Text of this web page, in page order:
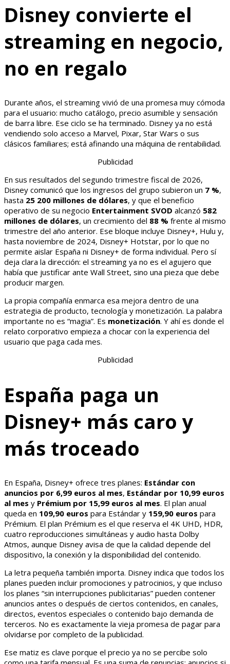
Disney convierte el
streaming en negocio,
no en regalo
Durante años, el streaming vivió de una promesa muy cómoda
para el usuario: mucho catálogo, precio asumible y sensación
de barra libre. Ese ciclo se ha terminado. Disney ya no está
vendiendo solo acceso a Marvel, Pixar, Star Wars o sus
clásicos familiares; está afinando una máquina de rentabilidad.
Publicidad
En sus resultados del segundo trimestre fiscal de 2026,
Disney comunicó que los ingresos del grupo subieron un 7 %,
hasta 25 200 millones de dólares, y que el beneficio
operativo de su negocio Entertainment SVOD alcanzó 582
millones de dólares, un crecimiento del 88 % frente al mismo
trimestre del año anterior. Ese bloque incluye Disney+, Hulu y,
hasta noviembre de 2024, Disney+ Hotstar, por lo que no
permite aislar España ni Disney+ de forma individual. Pero sí
deja clara la dirección: el streaming ya no es el agujero que
había que justificar ante Wall Street, sino una pieza que debe
producir margen.
La propia compañía enmarca esa mejora dentro de una
estrategia de producto, tecnología y monetización. La palabra
importante no es “magia”. Es monetización. Y ahí es donde el
relato corporativo empieza a chocar con la experiencia del
usuario que paga cada mes.
Publicidad
España paga un
Disney+ más caro y
más troceado
En España, Disney+ ofrece tres planes: Estándar con
anuncios por 6,99 euros al mes, Estándar por 10,99 euros
al mes y Prémium por 15,99 euros al mes. El plan anual
queda en 109,90 euros para Estándar y 159,90 euros para
Prémium. El plan Prémium es el que reserva el 4K UHD, HDR,
cuatro reproducciones simultáneas y audio hasta Dolby
Atmos, aunque Disney avisa de que la calidad depende del
dispositivo, la conexión y la disponibilidad del contenido.
La letra pequeña también importa. Disney indica que todos los
planes pueden incluir promociones y patrocinios, y que incluso
los planes “sin interrupciones publicitarias” pueden contener
anuncios antes o después de ciertos contenidos, en canales,
directos, eventos especiales o contenido bajo demanda de
terceros. No es exactamente la vieja promesa de pagar para
olvidarse por completo de la publicidad.
Ese matiz es clave porque el precio ya no se percibe solo